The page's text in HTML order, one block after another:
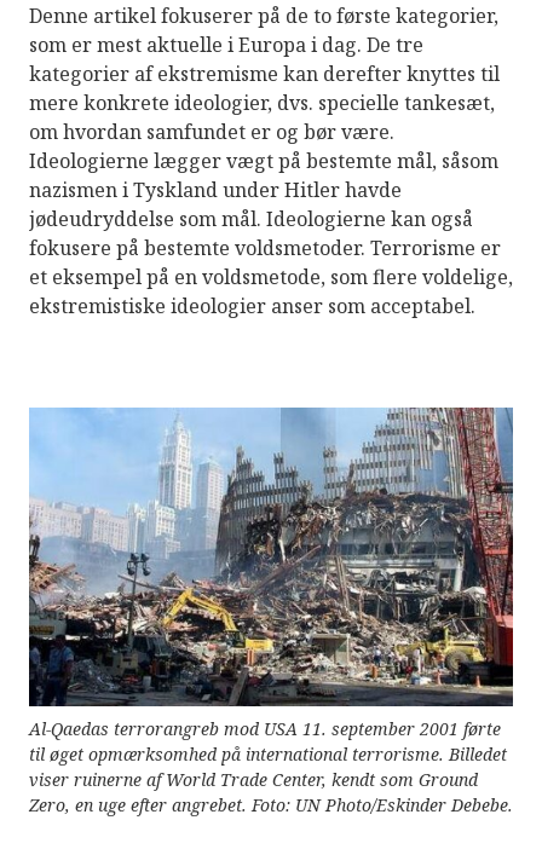
Denne artikel fokuserer på de to første kategorier,
som er mest aktuelle i Europa i dag. De tre
kategorier af ekstremisme kan derefter knyttes til
mere konkrete ideologier, dvs. specielle tankesæt,
om hvordan samfundet er og bør være.
Ideologierne lægger vægt på bestemte mål, såsom
nazismen i Tyskland under Hitler havde
jødeudryddelse som mål. Ideologierne kan også
fokusere på bestemte voldsmetoder. Terrorisme er
et eksempel på en voldsmetode, som flere voldelige,
ekstremistiske ideologier anser som acceptabel.
Al-Qaedas terrorangreb mod USA 11. september 2001 førte
til øget opmærksomhed på international terrorisme. Billedet
viser ruinerne af World Trade Center, kendt som Ground
Zero, en uge efter angrebet. Foto: UN Photo/Eskinder Debebe.